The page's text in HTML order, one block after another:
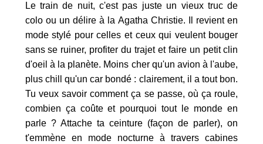
Le train de nuit, c'est pas juste un vieux truc de
colo ou un délire à la Agatha Christie. Il revient en
mode stylé pour celles et ceux qui veulent bouger
sans se ruiner, profiter du trajet et faire un petit clin
d'oeil à la planète. Moins cher qu'un avion à l'aube,
plus chill qu'un car bondé : clairement, il a tout bon.
Tu veux savoir comment ça se passe, où ça roule,
combien ça coûte et pourquoi tout le monde en
parle ? Attache ta ceinture (façon de parler), on
t'emmène en mode nocturne à travers cabines